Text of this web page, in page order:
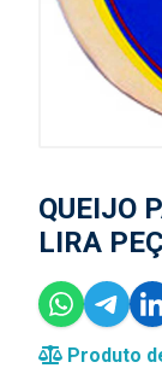
QUEIJO
LIRA
Produto